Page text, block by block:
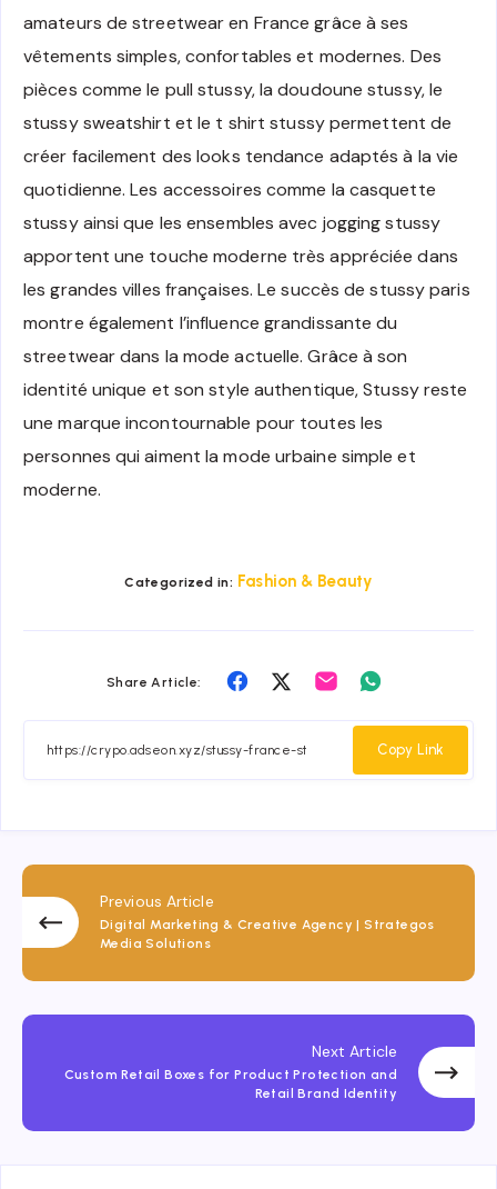
amateurs de streetwear en France grâce à ses
vêtements simples, confortables et modernes. Des
pièces comme le pull stussy, la doudoune stussy, le
stussy sweatshirt et le t shirt stussy permettent de
créer facilement des looks tendance adaptés à la vie
quotidienne. Les accessoires comme la casquette
stussy ainsi que les ensembles avec jogging stussy
apportent une touche moderne très appréciée dans
les grandes villes françaises. Le succès de stussy paris
montre également l’influence grandissante du
streetwear dans la mode actuelle. Grâce à son
identité unique et son style authentique, Stussy reste
une marque incontournable pour toutes les
personnes qui aiment la mode urbaine simple et
moderne.
Categorized in: Fashion & Beauty
Share Article:
Share
Facebook
Share
Twitter
Share
Whatsapp
Copy Link
Previous Article
Digital Marketing & Creative Agency | Strategos
Media Solutions
Next Article
Custom Retail Boxes for Product Protection and
Retail Brand Identity